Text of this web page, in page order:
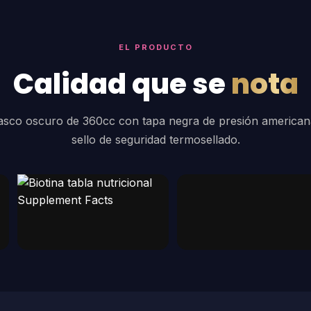
EL PRODUCTO
Calidad que senota
oscuro de 360cc con tapa negra de presión
sello de seguridad termosellado.